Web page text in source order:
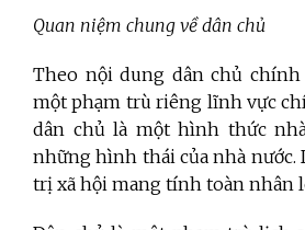
Quan niệm chung về dân chủ
Theo nội dung dân chủ
một phạm trù riêng lĩnh vực
dân chủ là một hình thức
những hình thái của nhà nước.
trị xã hội mang tính toàn nhân